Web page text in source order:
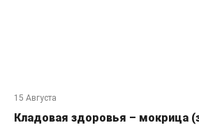
15 Августа
Кладовая здоровья – мокрица